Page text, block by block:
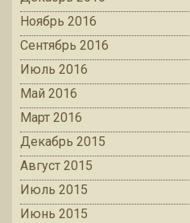
Ноябрь 2016
Сентябрь 2016
Июль 2016
Май 2016
Март 2016
Декабрь 2015
Август 2015
Июль 2015
Июнь 2015